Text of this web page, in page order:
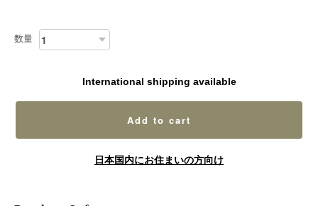
数量
International shipping available
Add to cart
日本国内にお住まいの方向け